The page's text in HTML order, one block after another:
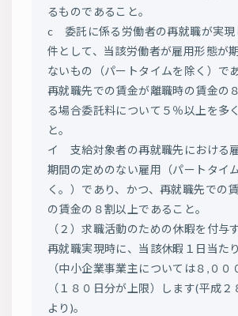
るものであること。
c 委託に係る労働者の再就職が実現
件として、当該労働者が雇用形態が
ないもの（パートタイムを除く）で
再就職先での賃金が離職時の賃金の
る場合委託料について５％以上を多
と。
イ 支給対象者の再就職先における雇
期間の定めのない雇用（パートタイ
く。）であり、かつ、再就職先での
の賃金の８割以上であること。
（２）求職活動のための休暇を付与
再就職実現時に、当該休暇１日当た
（中小企業事業主については８,００
（１８０日分が上限）します(平成２
より)。